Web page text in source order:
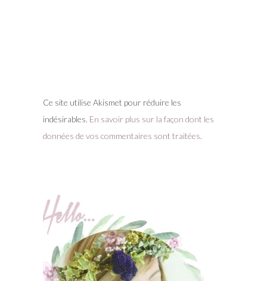
Ce site utilise Akismet pour réduire les
indésirables. En savoir plus sur la façon dont les
données de vos commentaires sont traitées.